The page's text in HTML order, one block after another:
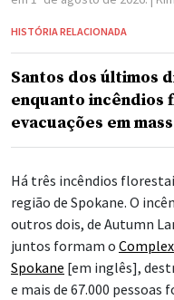
HISTÓRIA RELACIONADA
Santos dos últimos
enquanto
evacuações em
Há três incêndios
região de Spokane. O
outros dois, de Autumn
juntos formam o
Spokane [em inglês],
e mais de 67.000 pessoas